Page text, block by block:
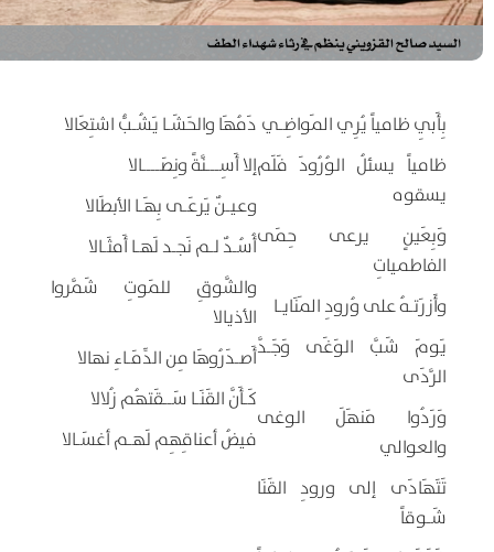
دَمُهَا والحَشَـا يَشُـبُّ اشتِعَالا
إلا أَسِـــنَّةً ونِصَــــالا
وعيـنٌ يَرعَـى بِهَـا الأبطَالا
أُسُـدٌ لـم نَجـد لَهـا أَمثَـالا
والشَّوقِ للمَوتِ شَمَّروا
الأذيالا
أَصـدَرُوهَا مِن الدِّمَـاءِ نهالا
كَـأَنَّ القَنَـا سَــقَتهُم زُلالا
فيضُ أعناقِهِم لَهـم أغسَـالا
بِأَبِي ظامياً يُرِي المَواضِـي
ظامياً يسئلُ الوُرُودَ فَلَم
يسقوه
وَبِعَينٍ يرعى حِمَى
الفاطمياتِ
وأَزرَتـهُ على وُرودِ المَنَايـا
يَومَ شَبَّ الوَغَى وَجَـدَّ
الرَّدَى
وَرَدُوا مَنهَلَ الوغى
والعوالي
تَتَهَادَى إلى ورودِ القَنَا
شَـوقاً